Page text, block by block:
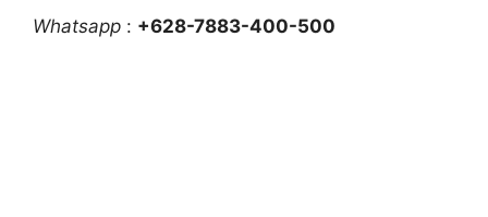
Whatsapp : +628-7883-400-500